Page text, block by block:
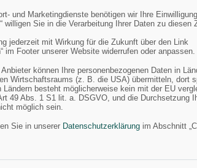
und Marketingdienste benötigen wir Ihre
willigen Sie in die Verarbeitung Ihrer Daten zu diesen
jederzeit mit Wirkung für die Zukunft über den Link
im Footer unserer Website widerrufen oder anpassen.
können Ihre personenbezogenen Daten in
Wirtschaftsraums (z. B. die USA) übermitteln, dort
Ländern besteht möglicherweise kein mit der EU
49 Abs. 1 S1 lit. a. DSGVO, und die Durchsetzung
möglich sein.
Sie in unserer Datenschutzerklärung im Abschnitt